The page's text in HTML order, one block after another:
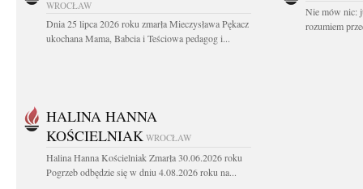
WROCŁAW
Dnia 25 lipca 2026 roku zmarła Mieczysława Pękacz
ukochana Mama, Babcia i Teściowa pedagog i...
Nie mów nic:
rozumiem
HALINA HANNA
KOŚCIELNIAK WROCŁAW
Halina Hanna Kościelniak Zmarła 30.06.2026 roku
Pogrzeb odbędzie się w dniu 4.08.2026 roku na...